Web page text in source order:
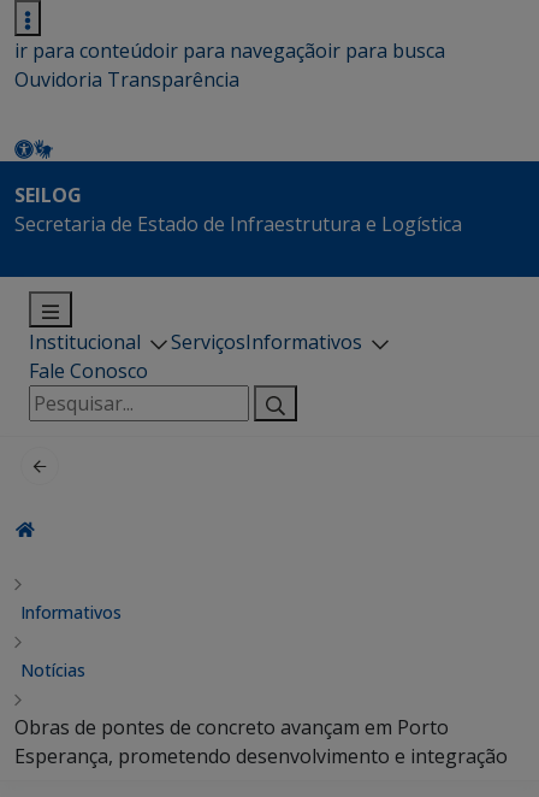
ir para conteúdoir para navegaçãoir para busca
Ouvidoria Transparência
SEILOG
Secretaria de Estado de Infraestrutura e Logística
Institucional ServiçosInformativos
Fale Conosco
Pesquisar
por:
Informativos
Notícias
Obras de pontes de concreto avançam em Porto
Esperança, prometendo desenvolvimento e integração